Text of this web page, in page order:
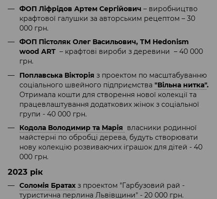
ФОП Ліфрідов Артем Сергійович – виробництво
крафтової галушки за авторським рецептом – 30
000 грн.
ФОП Пістоляк Олег Васильович, ТМ Hedonism
wood ART – крафтові вироби з деревини – 40 000
грн.
Поплавська Вікторія з проектом по масштабуванню
соціального швейного підприємства "Вільна нитка".
Отримала кошти для створення нової колекції та
працевлаштування додаткових жінок з соціальної
групи - 40 000 грн.
Кодола Володимир та Марія власники родинної
майстерні по обробці дерева, будуть створювати
нову колекцію розвиваючих іграшок для дітей - 40
000 грн.
2023 рік
Соломія Братах з проектом "Гарбузовий рай -
туристична перлина Львівщини" - 20 000 грн.